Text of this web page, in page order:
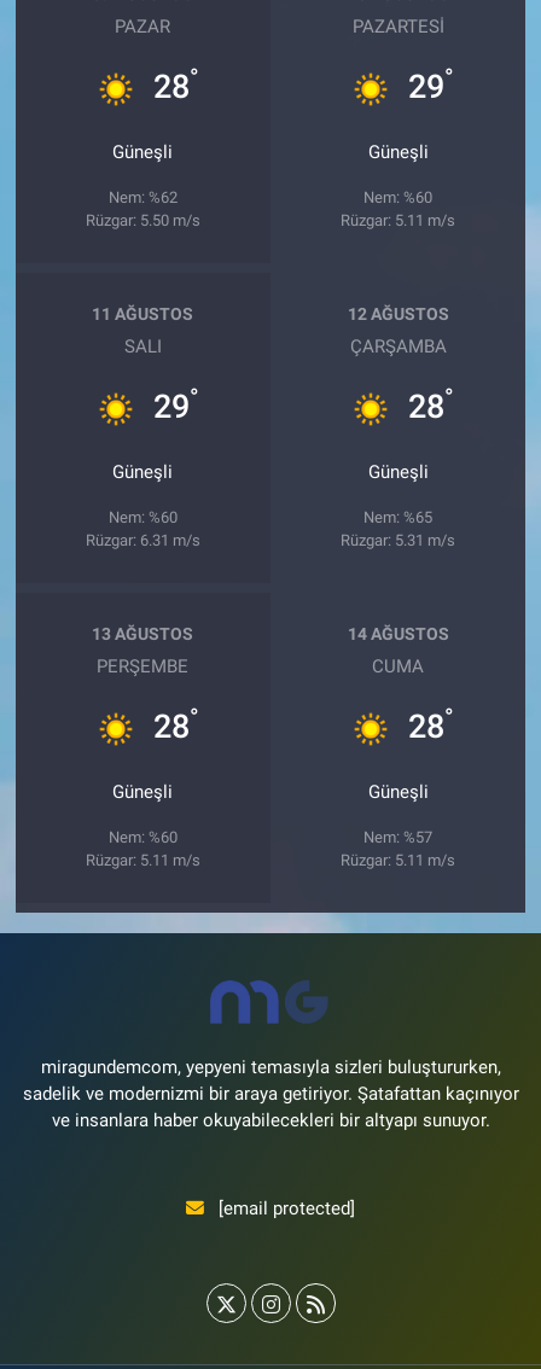
PAZAR
28°
Güneşli
Nem: %62
Rüzgar: 5.50 m/s
PAZARTESI
29°
Güneşli
Nem: %60
Rüzgar: 5.11 m/s
11 AĞUSTOS
SALI
29°
Güneşli
Nem: %60
Rüzgar: 6.31 m/s
12 AĞUSTOS
ÇARŞAMBA
28°
Güneşli
Nem: %65
Rüzgar: 5.31 m/s
13 AĞUSTOS
PERŞEMBE
28°
Güneşli
Nem: %60
Rüzgar: 5.11 m/s
14 AĞUSTOS
CUMA
28°
Güneşli
Nem: %57
Rüzgar: 5.11 m/s
miragundemcom, yepyeni temasıyla sizleri buluştururken,
sadelik ve modernizmi bir araya getiriyor. Şatafattan kaçınıyor
ve insanlara haber okuyabilecekleri bir altyapı sunuyor.
[email protected]